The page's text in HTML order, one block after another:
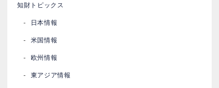
知財トピックス
日本情報
米国情報
欧州情報
東アジア情報